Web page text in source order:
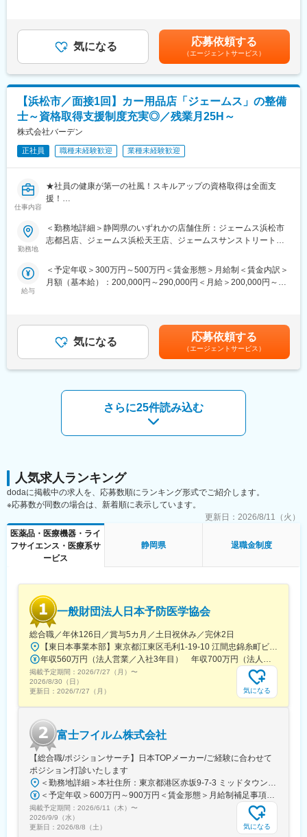
献度の高い製品開発に携わることができます。テルモでは積極的
にユーザーの改善要望に対する対応を行っています。実際に医療
従事者に対してヒアリングする機会もあり、自身の業務の成果を
また、富士宮工場では医薬品と医療機器の両方を取り扱っている
ため、これらの技術を融合した新しいソリューション開発に携わ
ることもできます。
変更の範囲：会社の定める業務
ジ）」 の新商品開発および既存製品の改良を担当いただきます。
・新規技術や新規製品の探索、既存製品の改良、品質改善、工程
改善を推進
・法規制の制定・改訂に伴う影響評価と対応、製薬企業および指
定機関からの監査対応を行います
※ご経験やスキルに応じて担当領域や役割を決定し、段階的に活躍
の幅を広げていただくことを想定しています。
■担う役割
開発業務全般に携わり、新商品の量産化や既存製品の改良に向け
産、安定供給を見据えた開発に一貫して関わることができ、もの
づくりの手応えを実感できます。
き、品質、規制面から製品の信頼性を支える重要な役割を果たし
ていただきます。
■ポジジョン魅力
PLAJEX開発課では、製薬企業向けのデバイス（シリンジ等）を
な製品です。
顧客である製薬企業の要求や規制要件を踏まえながら、設計段階
から量産、安定供給を見据えた開発に関われる点が、本部署の大
応に向き合いながら、「安全に、安定して医薬品を届け続ける」
ことを技術で支える、社会的意義の高い仕事に携わることができ
変更の範囲：会社の定める業務
考を通じて上下する可能性があります。月給(月額)は固定手当を含
めた表記です。
気になる 応募依頼する
（エージェントサービス）
【浜松市／面接1回】カー用品店「ジェームス」の整備
士～資格取得支援制度充実◎／残業月25H～
株式会社バーデン
正社員 職種未経験歓迎 業種未経験歓迎
仕事内容
★社員の健康が第一の社風！スキルアップの資格取得は全面支
援！
■募集背景：
・当社は、地域に根ざした事業展開を行っており、お客様により
方を募集しています。
・愛知県と静岡県に展開するカー用品店「ジェームス」にて、お
■仕事内容：
・カー用品店「ジェームス」にて、車の整備士としてご活躍いた
だきます。具体的な業務内容としては、オイル交換やタイヤ交
換、車の部品の取り付け、各種サービスメニュー及び点検整備を
い方、自動車に関する知識を深めたい方に最適な環境です。
・オイル交換
・各種サービスメニュー及び点検整備
■配属部門：
・リテール事業部の各店舗（静岡県浜松市）に配属されます。各
店舗には整備士のスタッフが4～6名在籍しており、チームワーク
を大切にしながら業務を進めています。
■組織体制：
・リテール事業部の各店舗には、整備士スタッフが4～6名在籍し
心して働けるよう、先輩スタッフが丁寧にサポートします。ま
た、定期的な研修や技術向上のためのサポートも充実していま
す。
■企業の特徴／魅力：
・地域に密着した事業展開を行っており、親会社の株式会社ウェ
ッズ(JASDAQ)の安定した基盤のもと、安心して働ける環境を提供
しています。リテール事業部では、お客様に寄り添ったサービス
を提供し、女性も利用しやすい店舗運営を心がけています。プラ
イベートと仕事の両立を支援する就業環境も整っており、長く働
勤務地
＜勤務地詳細＞静岡県のいずれかの店舗住所：ジェームス浜松市
志都呂店、ジェームス浜松天王店、ジェームスサンストリート浜
給与
＜予定年収＞300万円～500万円＜賃金形態＞月給制＜賃金内訳＞
月額（基本給）：200,000円～290,000円＜月給＞200,000円～
5,000~20,000円／月■資格手当：2級 5,000円／月、検査員
20,000~50,000／月■休日出勤手当記載金額は選考を通じて上下す
る可能性があります。月給(月額)は固定手当を含みます。
気になる 応募依頼する
（エージェントサービス）
さらに25件読み込む
人気求人ランキング
dodaに掲載中の求人を、応募数順にランキング形式でご紹介します。
※応募数が同数の場合は、新着順に表示しています。
更新日： 2026/8/11（火）
医薬品・医療機器・ライ
フサイエンス・医療系サ
ービス
静岡県 退職金制度
一般財団法人日本予防医学協会
総合職／年休126日／賞与5カ月／土日祝休み／完休2日
掲載予定期間： 2026/7/27（月） 〜
2026/8/30（日）
更新日： 2026/7/27（月） 気になる
富士フイルム株式会社
【総合職/ポジションサーチ】日本TOPメーカー/ご経験に合わせて
ポジション打診いたします
掲載予定期間： 2026/6/11（木） 〜
2026/9/9（水）
更新日： 2026/8/8（土） 気になる